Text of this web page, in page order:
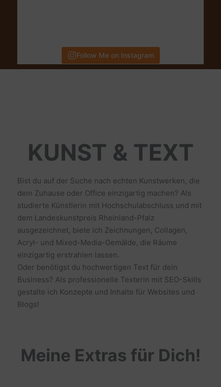
Follow Me on Instagram
KUNST & TEXT
Bist du auf der Suche nach echten Kunstwerken, die
dein Zuhause oder Office einzigartig machen? Als
studierte Künstlerin mit Hochschulabschluss und mit
dem Landeskunstpreis Rheinland-Pfalz
ausgezeichnet, biete ich Zeichnungen, Collagen,
Acryl- und Mixed-Media-Gemälde, die Räume
einzigartig erstrahlen lassen.
Oder benötigst du hochwertigen Text für dein
Business? Als professionelle Texterin mit SEO-Skills
gestalte ich Konzepte und Inhalte für Websites und
Blogs!
Meine Extras für Dich!